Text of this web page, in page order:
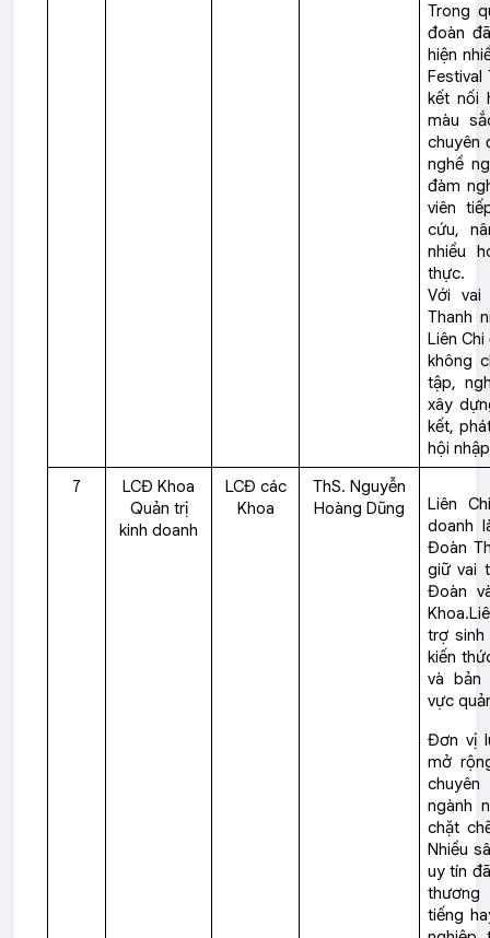
Trong
đoàn
hiện
kết nối
màu
chuyên
nghề
đàm
viên
cứu,
nhiều
thực.
Với
Thanh
Liên
không
tập,
xây
kết,
hội
7
LCĐ Khoa
Quản trị
kinh doanh
LCĐ các
Khoa
ThS. Nguyễn
Hoàng Dũng
Liên
doanh
Đoàn
giữ vai
Đoàn
trợ sinh
kiến
và bản
vực
Đơn vị
mở
ngành
chặt
Nhiều
uy tín
tiếng